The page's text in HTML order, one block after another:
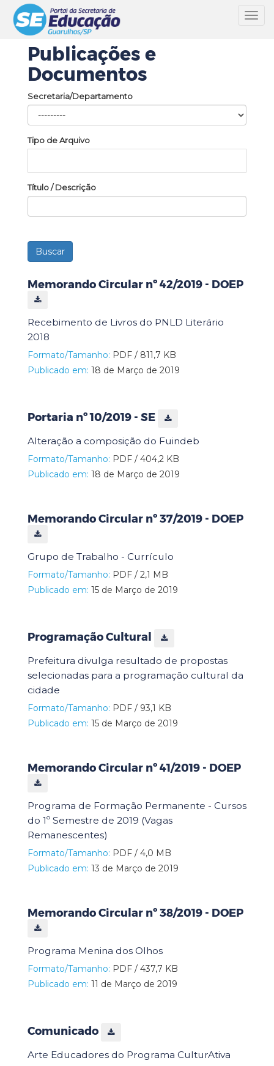
Publicações e
Documentos
Secretaria/Departamento
Tipo de Arquivo
Título / Descrição
Memorando Circular nº 42/2019 - DOEP
Recebimento de Livros do PNLD Literário
2018
Formato/Tamanho: PDF / 811,7 KB
Publicado em: 18 de Março de 2019
Portaria nº 10/2019 - SE
Alteração a composição do Fuindeb
Formato/Tamanho: PDF / 404,2 KB
Publicado em: 18 de Março de 2019
Memorando Circular nº 37/2019 - DOEP
Grupo de Trabalho - Currículo
Formato/Tamanho: PDF / 2,1 MB
Publicado em: 15 de Março de 2019
Programação Cultural
Prefeitura divulga resultado de propostas
selecionadas para a programação cultural da
cidade
Formato/Tamanho: PDF / 93,1 KB
Publicado em: 15 de Março de 2019
Memorando Circular nº 41/2019 - DOEP
Programa de Formação Permanente - Cursos
do 1º Semestre de 2019 (Vagas
Remanescentes)
Formato/Tamanho: PDF / 4,0 MB
Publicado em: 13 de Março de 2019
Memorando Circular nº 38/2019 - DOEP
Programa Menina dos Olhos
Formato/Tamanho: PDF / 437,7 KB
Publicado em: 11 de Março de 2019
Comunicado
Arte Educadores do Programa CulturAtiva